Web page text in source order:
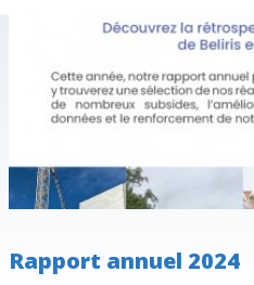
Rapport annuel 2024